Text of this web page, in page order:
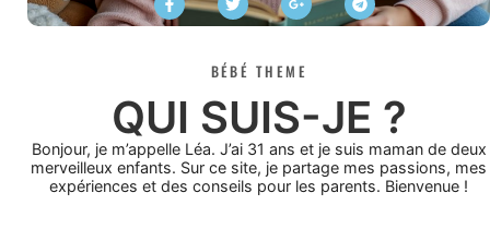
BÉBÉ THEME
QUI SUIS-JE ?
Bonjour, je m’appelle Léa. J’ai 31 ans et je suis maman de deux
merveilleux enfants. Sur ce site, je partage mes passions, mes
expériences et des conseils pour les parents. Bienvenue !